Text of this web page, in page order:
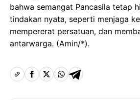
bahwa semangat Pancasila tetap
tindakan nyata, seperti menjaga
mempererat persatuan, dan
antarwarga. (Amin/*).